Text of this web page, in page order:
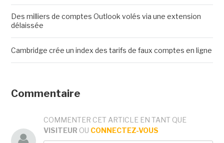
Des milliers de comptes Outlook volés via une extension
délaissée
Cambridge crée un index des tarifs de faux comptes en ligne
Commentaire
COMMENTER CET ARTICLE EN TANT QUE
VISITEUR OU CONNECTEZ-VOUS